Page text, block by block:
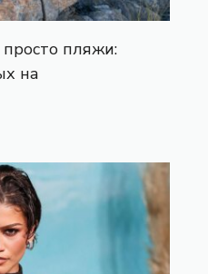
пляжи:
на